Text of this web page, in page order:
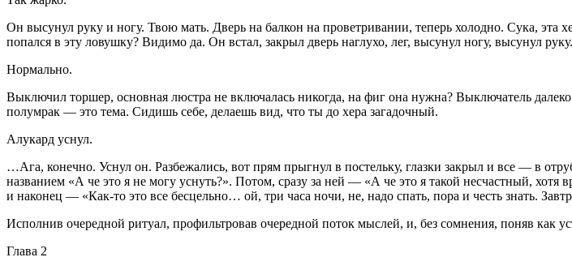
Он высунул руку и ногу. Твою мать. Дверь на балкон на проветривании, теперь холодно. Сука, эта
попался в эту ловушку? Видимо да. Он встал, закрыл дверь наглухо, лег, высунул ногу, высунул руку.
Нормально.
Выключил торшер, основная люстра не включалась никогда, на фиг она нужна? Выключатель
полумрак — это тема. Сидишь себе, делаешь вид, что ты до хера загадочный.
Алукард уснул.
…Ага, конечно. Уснул он. Разбежались, вот прям прыгнул в постельку, глазки закрыл и все — в
названием «А че это я не могу уснуть?». Потом, сразу за ней — «А че это я такой несчастный,
и наконец — «Как-то это все бесцельно… ой, три часа ночи, не, надо спать, пора и честь знать.
Исполнив очередной ритуал, профильтровав очередной поток мыслей, и, без сомнения, поняв как
Глава 2